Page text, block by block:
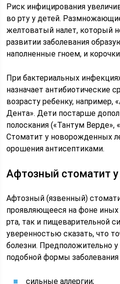
Риск инфицирования
во рту у детей.
желтоватый налет, который
развитии заболевания
наполненные гноем, и корочки
При бактериальных
назначает антибиотические
возрасту ребенку, например,
Дента». Дети постарше
полоскания («Тантум Верде»,
Стоматит у новорожденных
орошения антисептиками.
Афтозный стоматит у
Афтозный (язвенный)
проявляющееся на фоне иных
рта, так и пищеварительной
уверенностью сказать, что
болезни. Предположительно
подобной формы
сильные аллергии;